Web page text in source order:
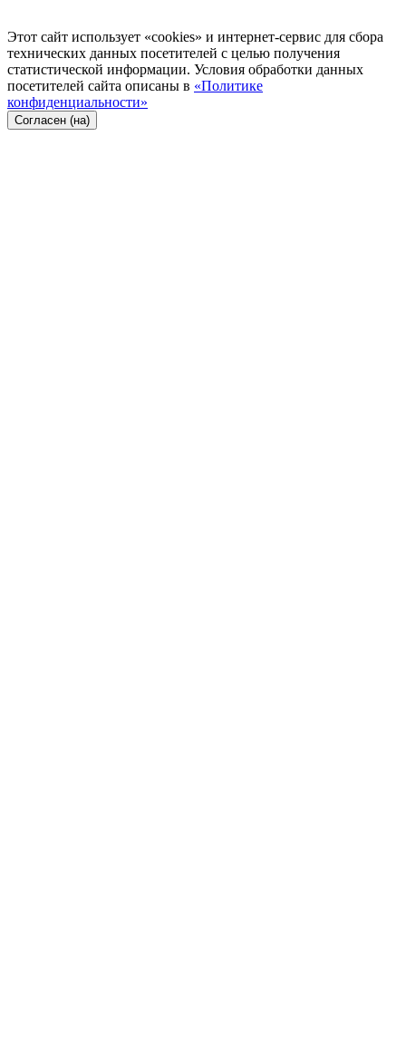
Этот сайт использует «cookies» и интернет-сервис для сбора
технических данных посетителей с целью получения
статистической информации. Условия обработки данных
посетителей сайта описаны в «Политике
конфиденциальности»
Согласен (на)